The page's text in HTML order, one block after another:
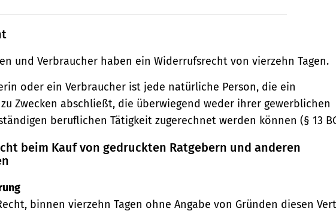
und Verbraucher haben ein Widerrufsrecht von vierzehn Tagen.
oder ein Verbraucher ist jede natürliche Person, die ein
Zwecken abschließt, die überwiegend weder ihrer gewerblichen
beruflichen Tätigkeit zugerechnet werden können (§ 13
beim Kauf von gedruckten Ratgebern und anderen
binnen vierzehn Tagen ohne Angabe von Gründen diesen